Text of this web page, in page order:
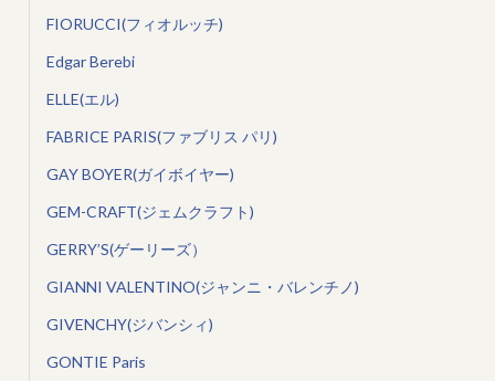
FIORUCCI(フィオルッチ)
Edgar Berebi
ELLE(エル)
FABRICE PARIS(ファブリス パリ)
GAY BOYER(ガイボイヤー)
GEM-CRAFT(ジェムクラフト)
GERRY’S(ゲーリーズ）
GIANNI VALENTINO(ジャンニ・バレンチノ)
GIVENCHY(ジバンシィ)
GONTIE Paris